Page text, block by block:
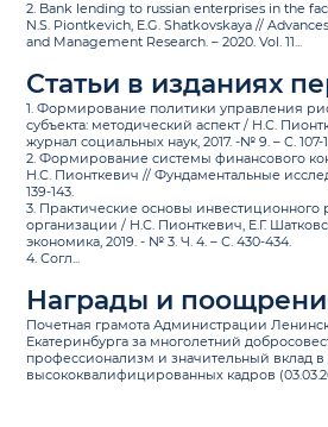
2. Bank lending to russian enterprises in the
N.S. Piontkevich, E.G. Shatkovskaya //
and Management Research. – 2020. Vol. 11...
Статьи в изданиях
1. Формирование политики управления
субъекта: методический аспект / Н.С.
журнал социальных наук, 2017. -№ 9. – С. 107-
2. Формирование системы финансового
Н.С. Пионткевич // Фундаментальные
139-143.
3. Практические основы
организации / Н.С. Пионткевич, Е.Г.
экономика, 2019. - № 3. Ч. 4. – С. 430-434.
4. Согл...
Награды и
Почетная грамота Администрации
Екатеринбурга за многолетний
профессионализм и значительный вклад в
высококвалифицированных кадров